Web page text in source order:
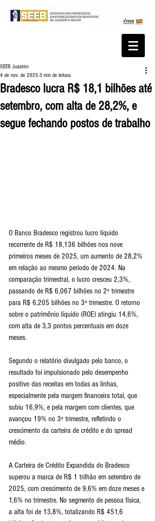
Bradesco lucra R$ 18,1 bilhões até
setembro, com alta de 28,2%, e
segue fechando postos de trabalho
SEEB Juazeiro
4 de nov. de 2025 3 min de leitura
O Banco Bradesco registrou lucro líquido
recorrente de R$ 18,136 bilhões nos nove
primeiros meses de 2025, um aumento de 28,2%
em relação ao mesmo período de 2024. Na
comparação trimestral, o lucro cresceu 2,3%,
passando de R$ 6,067 bilhões no 2º trimestre
para R$ 6,205 bilhões no 3º trimestre. O retorno
sobre o patrimônio líquido (ROE) atingiu 14,6%,
com alta de 3,3 pontos percentuais em doze
meses.
Segundo o relatório divulgado pelo banco, o
resultado foi impulsionado pelo desempenho
positivo das receitas em todas as linhas,
especialmente pela margem financeira total, que
subiu 16,9%, e pela margem com clientes, que
avançou 19% no 3º trimestre, refletindo o
crescimento da carteira de crédito e do spread
médio.
A Carteira de Crédito Expandida do Bradesco
superou a marca de R$ 1 trilhão em setembro de
2025, com crescimento de 9,6% em doze meses e
1,6% no trimestre. No segmento de pessoa física,
a alta foi de 13,8%, totalizando R$ 451,6